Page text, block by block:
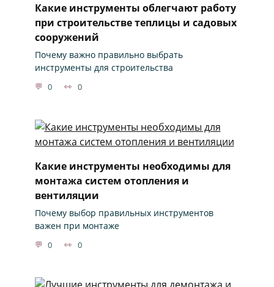
Какие инструменты облегчают работу
при строительстве теплицы и садовых
сооружений
Почему важно правильно выбрать
инструменты для строительства
0 0
Какие инструменты необходимы для
монтажа систем отопления и
вентиляции
Почему выбор правильных инструментов
важен при монтаже
0 0